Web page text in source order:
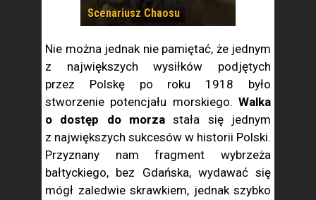
Scenariusz Chaosu
Nie można jednak nie pamiętać, że jednym
z największych wysiłków podjętych
przez Polskę po roku 1918 było
stworzenie potencjału morskiego. Walka
o dostęp do morza stała się jednym
z największych sukcesów w historii Polski.
Przyznany nam fragment wybrzeża
bałtyckiego, bez Gdańska, wydawać się
mógł zaledwie skrawkiem, jednak szybko